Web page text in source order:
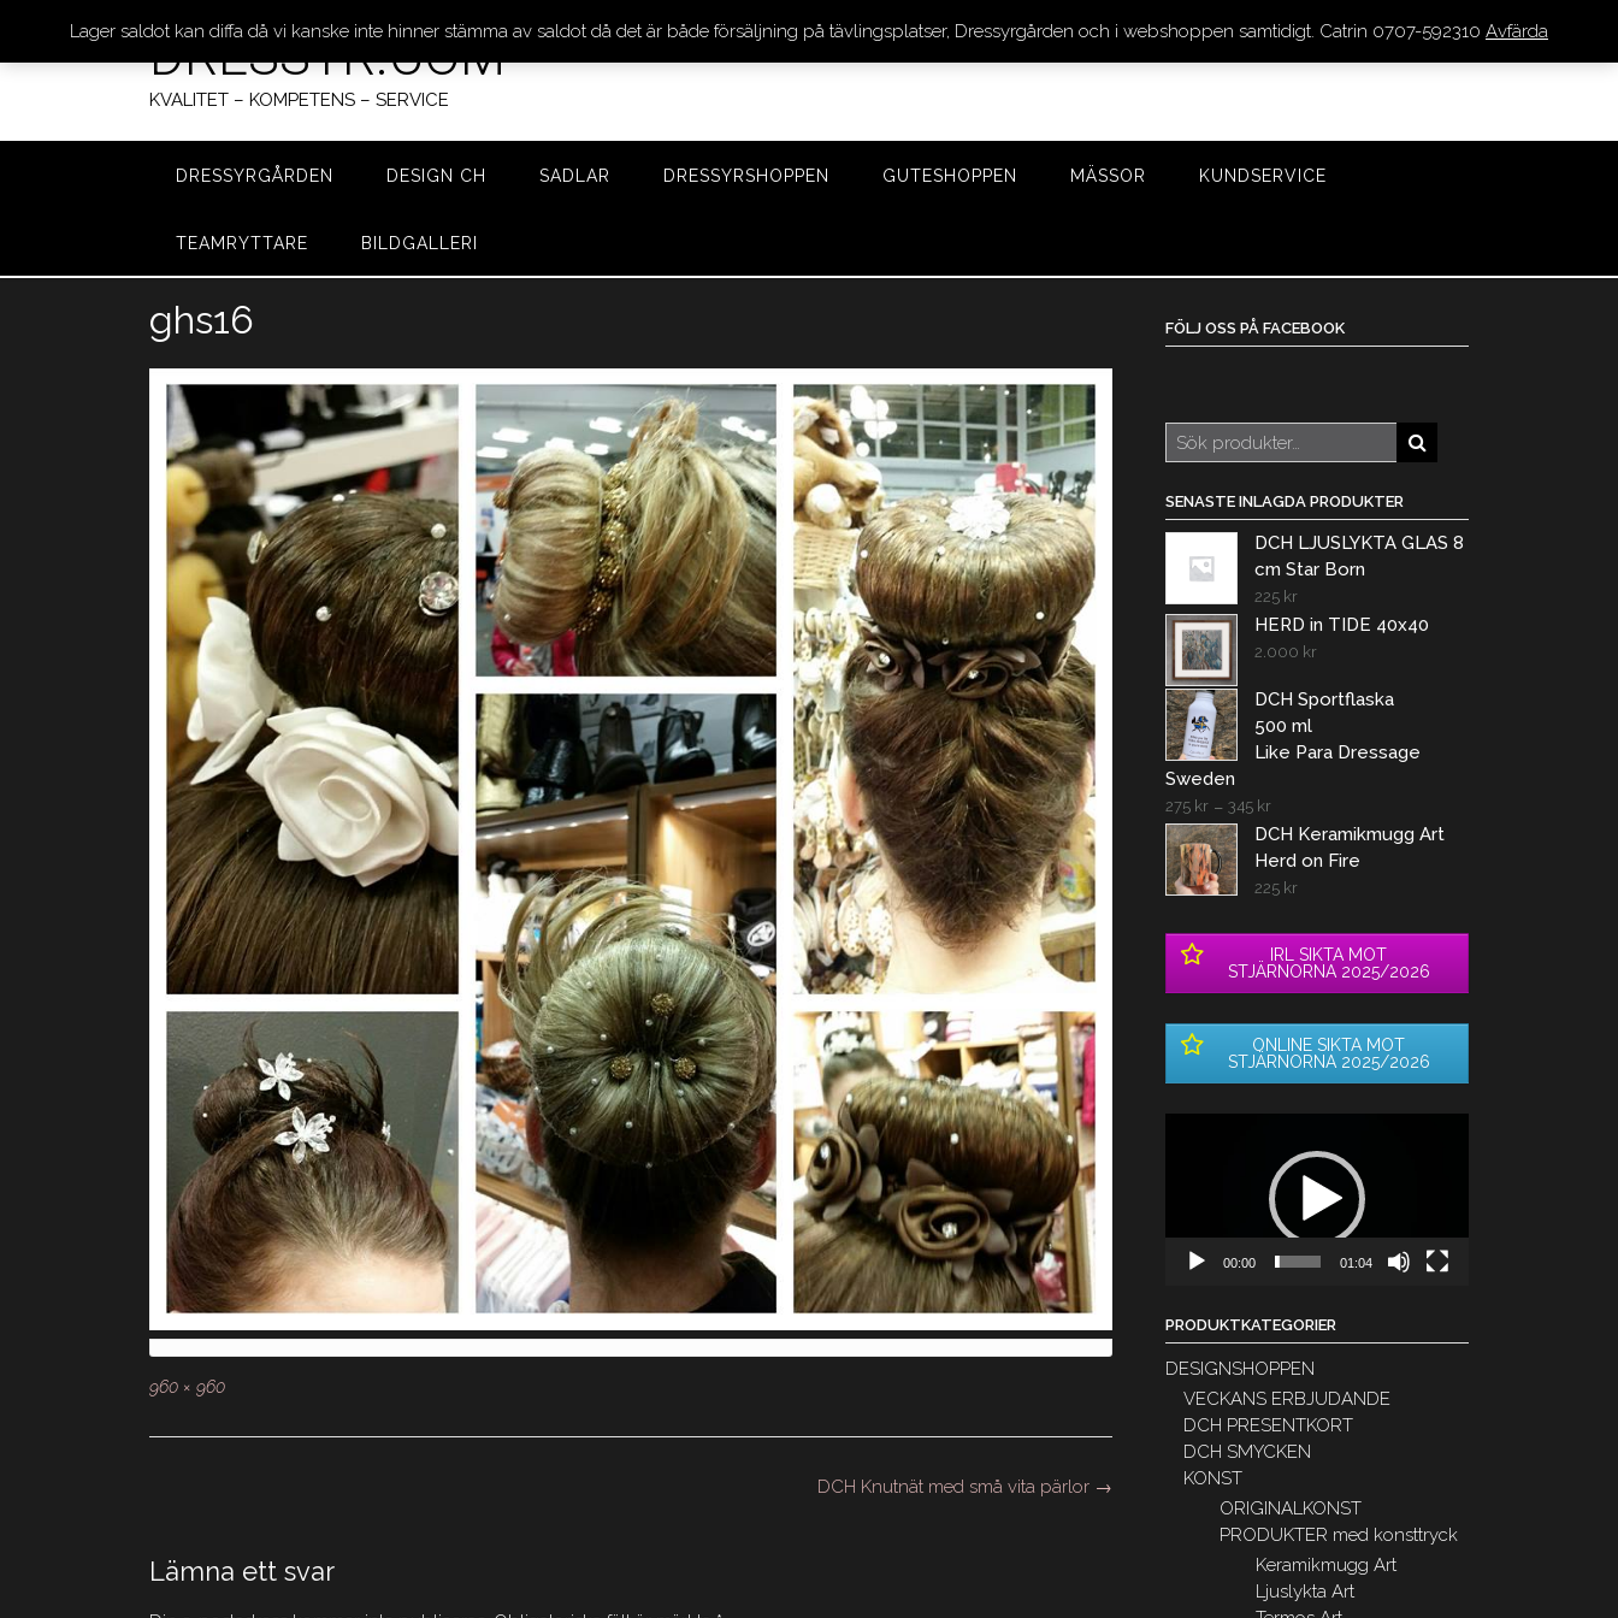
Hoppa
DRESSYR.COM
KVALITET – KOMPETENS – SERVICE
DRESSYRGÅRDEN DESIGN CH SADLAR DRESSYRSHOPPEN GUTESHOPPEN MÄSSOR KUNDSERVICE
TEAMRYTTARE BILDGALLERI
ghs16
Full
960 × 960
DCH Knutnät med små vita pärlor →
Lämna ett svar
FÖLJ OSS PÅ FACEBOOK
Sök
efter:
SENASTE INLAGDA PRODUKTER
DCH LJUSLYKTA GLAS 8
cm Star Born
225 kr
HERD in TIDE 40x40
2.000 kr
DCH Sportflaska
500 ml
Like Para Dressage
Sweden
275 kr– 345 kr
DCH Keramikmugg Art
Herd on Fire
225 kr
IRL SIKTA MOT
STJÄRNORNA 2025/2026
ONLINE SIKTA MOT
STJÄRNORNA 2025/2026
00:00 01:04
PRODUKTKATEGORIER
DESIGNSHOPPEN
VECKANS ERBJUDANDE
DCH PRESENTKORT
DCH SMYCKEN
KONST
ORIGINALKONST
PRODUKTER med konsttryck
Keramikmugg Art
Ljuslykta Art
Lager saldot kan diffa då vi kanske inte hinner stämma av saldot då det är både försäljning på tävlingsplatser, Dressyrgården och i webshoppen samtidigt. Catrin 0707-592310 Avfärda